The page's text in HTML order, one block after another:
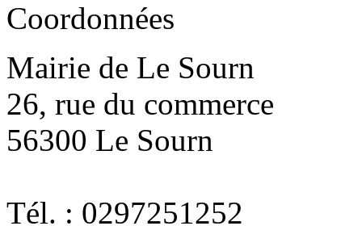
Coordonnées
Mairie de Le Sourn
26, rue du commerce
56300 Le Sourn
Tél. : 0297251252